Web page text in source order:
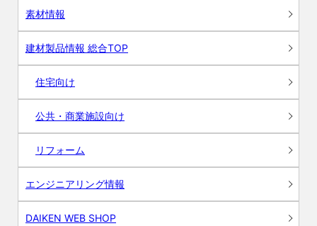
素材情報
建材製品情報 総合TOP
住宅向け
公共・商業施設向け
リフォーム
エンジニアリング情報
DAIKEN WEB SHOP